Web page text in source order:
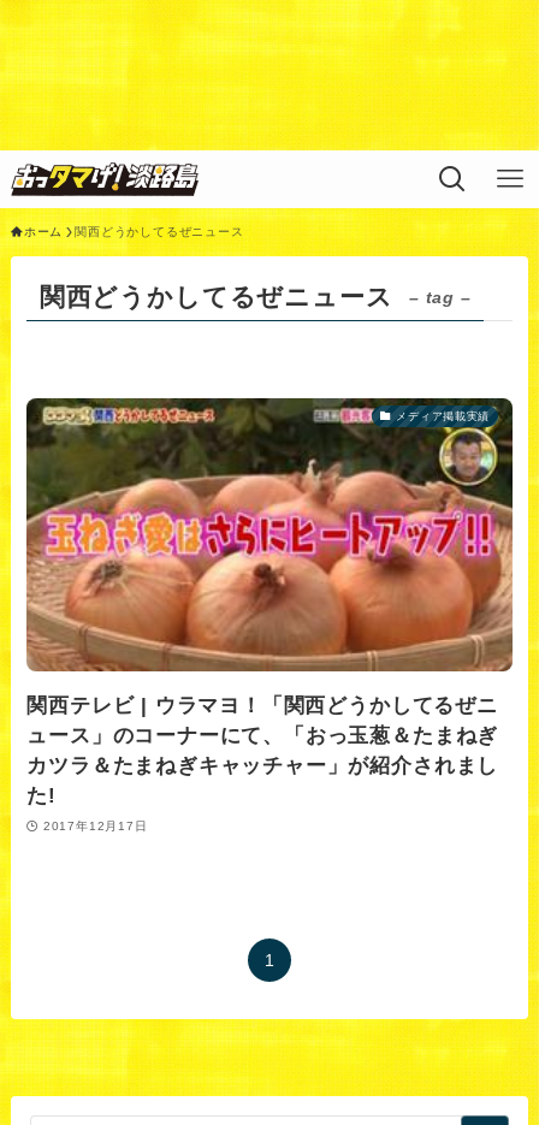
Warning: Undefined variable $query in
/home/xs311788/uzunokuni.com/public_html/ottamag
on
line
ホーム 関西どうかしてるぜニュース
関西どうかしてるぜニュース – tag –
メディア掲載実績
関西テレビ | ウラマヨ！「関西どうかしてるぜニ
ュース」のコーナーにて、「おっ玉葱＆たまねぎ
カツラ＆たまねぎキャッチャー」が紹介されまし
た!
2017年12月17日
1